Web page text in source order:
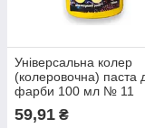
Універсальна колер
(колеровочна) паста
фарби 100 мл № 11
лимонний ТМ
PP BP
59,91 ₴